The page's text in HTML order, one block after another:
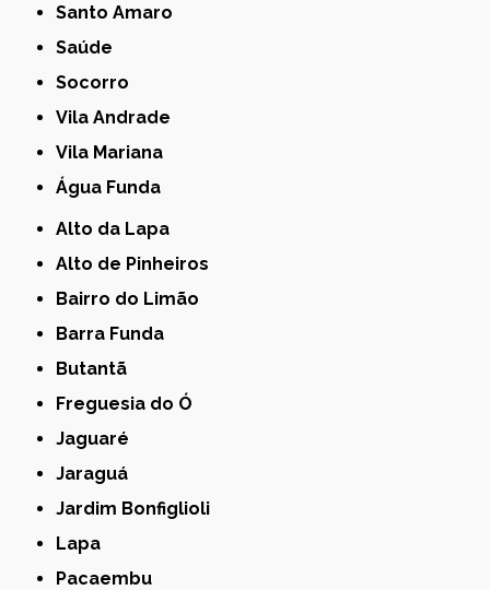
Santo Amaro
Saúde
Socorro
Vila Andrade
Vila Mariana
Água Funda
Alto da Lapa
Alto de Pinheiros
Bairro do Limão
Barra Funda
Butantã
Freguesia do Ó
Jaguaré
Jaraguá
Jardim Bonfiglioli
Lapa
Pacaembu